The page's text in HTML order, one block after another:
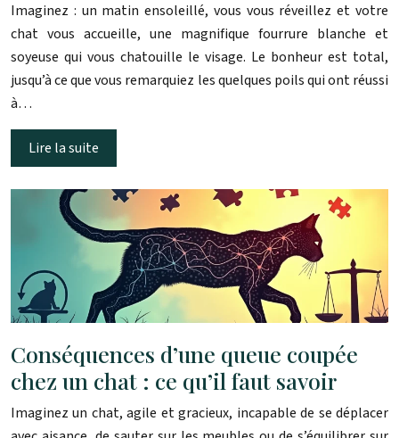
Imaginez : un matin ensoleillé, vous vous réveillez et votre
chat vous accueille, une magnifique fourrure blanche et
soyeuse qui vous chatouille le visage. Le bonheur est total,
jusqu’à ce que vous remarquiez les quelques poils qui ont réussi
à…
Lire la suite
Conséquences d’une queue coupée
chez un chat : ce qu’il faut savoir
Imaginez un chat, agile et gracieux, incapable de se déplacer